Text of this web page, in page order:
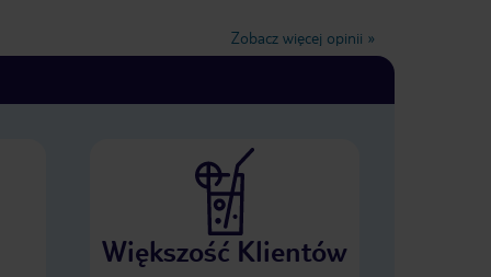
wakacje.
bawiły w basenie. Wyjście z hotelu
bezpośrednio na plaże. Polecamy
Zobacz więcej opinii »
Większość Klientów